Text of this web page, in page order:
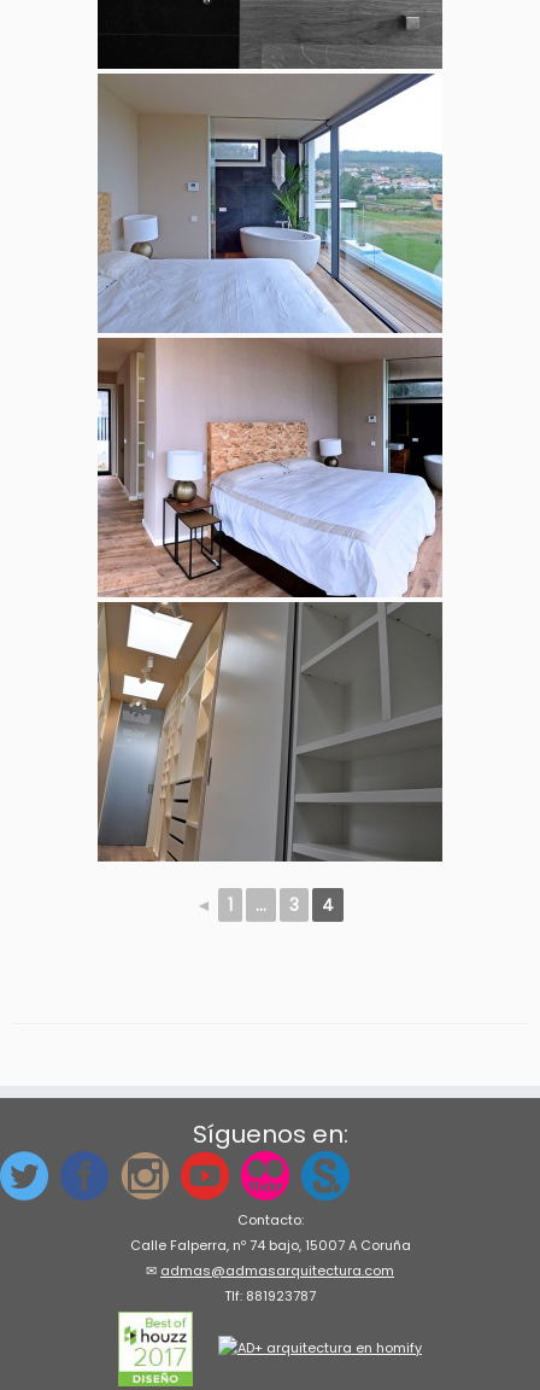
◄ 1 ... 3 4
Síguenos en:
Contacto:
Calle Falperra, nº 74 bajo, 15007 A Coruña
✉ admas@admasarquitectura.com
Tlf: 881923787